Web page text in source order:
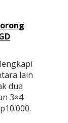
lain
dua
3×4